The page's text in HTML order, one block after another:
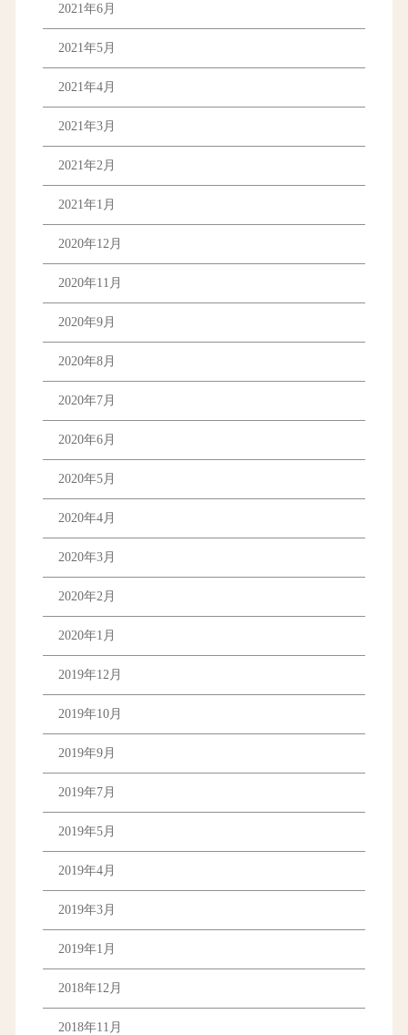
2021年6月
2021年5月
2021年4月
2021年3月
2021年2月
2021年1月
2020年12月
2020年11月
2020年9月
2020年8月
2020年7月
2020年6月
2020年5月
2020年4月
2020年3月
2020年2月
2020年1月
2019年12月
2019年10月
2019年9月
2019年7月
2019年5月
2019年4月
2019年3月
2019年1月
2018年12月
2018年11月